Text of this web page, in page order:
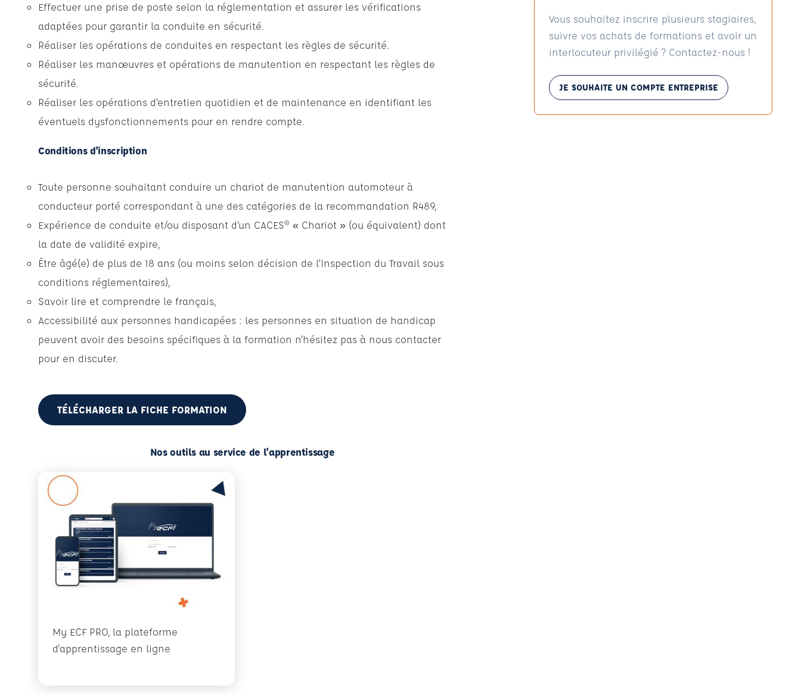
Effectuer une prise de poste selon la réglementation et assurer les vérifications
adaptées pour garantir la conduite en sécurité.
Réaliser les opérations de conduites en respectant les règles de sécurité.
Réaliser les manœuvres et opérations de manutention en respectant les règles de
sécurité.
Réaliser les opérations d’entretien quotidien et de maintenance en identifiant les
éventuels dysfonctionnements pour en rendre compte.
Conditions d'inscription
Toute personne souhaitant conduire un chariot de manutention automoteur à
conducteur porté correspondant à une des catégories de la recommandation R489,
Expérience de conduite et/ou disposant d’un CACES® « Chariot » (ou équivalent) dont
la date de validité expire,
Être âgé(e) de plus de 18 ans (ou moins selon décision de l’Inspection du Travail sous
conditions réglementaires),
Savoir lire et comprendre le français,
Accessibilité aux personnes handicapées : les personnes en situation de handicap
peuvent avoir des besoins spécifiques à la formation n’hésitez pas à nous contacter
pour en discuter.
TÉLÉCHARGER LA FICHE FORMATION
Nos outils au service de l'apprentissage
My ECF PRO, la plateforme
d'apprentissage en ligne
Vous souhaitez inscrire plusieurs stagiaires,
suivre vos achats de formations et avoir un
interlocuteur privilégié ? Contactez-nous !
JE SOUHAITE UN COMPTE ENTREPRISE